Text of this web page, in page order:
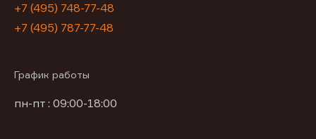
+7 (495) 748-77-48
+7 (495) 787-77-48
График работы
пн-пт : 09:00-18:00